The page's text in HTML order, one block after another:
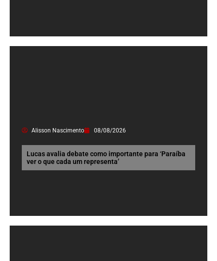
Alisson Nascimento 08/08/2026
Lucas avalia debate como importante para ‘Paraíba
ver o que cada um representa’